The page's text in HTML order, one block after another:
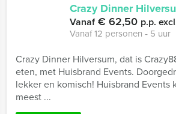
Crazy Dinner
Vanaf€ 62,50 p.p.
Vanaf 12 personen ‐ 5 uur
Crazy Dinner Hilversum, dat is
eten, met Huisbrand Events.
lekker en komisch! Huisbrand Events
meest ...